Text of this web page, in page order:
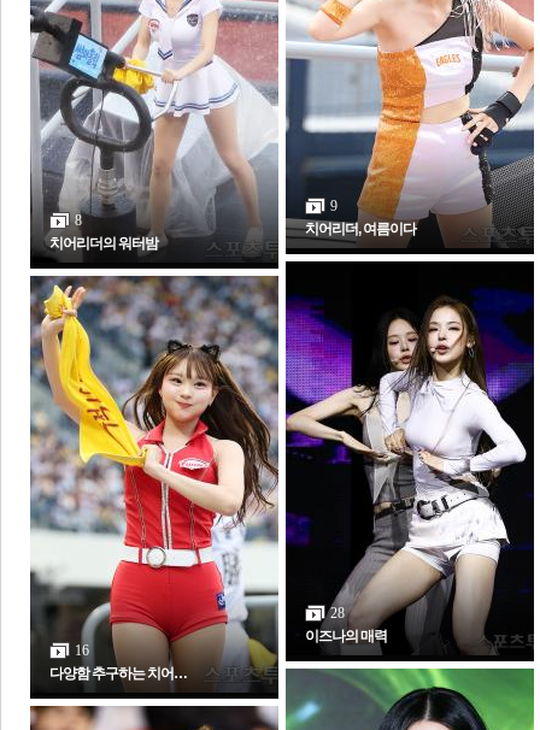
인
포토갤러리
8
치어리더의 워터밤
16
다양함 추구하는 치어…
9
치어리더, 여름이다
28
이즈나의 매력